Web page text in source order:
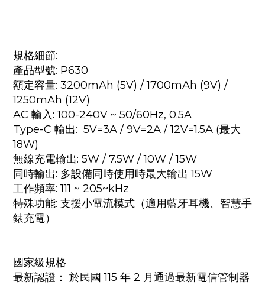
規格細節:
產品型號: P630
額定容量: 3200mAh (5V) / 1700mAh (9V) /
1250mAh (12V)
AC 輸入: 100-240V ~ 50/60Hz, 0.5A
Type-C 輸出: 5V=3A / 9V=2A / 12V=1.5A (最大
18W)
無線充電輸出: 5W / 7.5W / 10W / 15W
同時輸出: 多設備同時使用時最大輸出 15W
工作頻率: 111 ~ 205~kHz
特殊功能: 支援小電流模式（適用藍牙耳機、智慧手
錶充電）
國家級規格
最新認證： 於民國 115 年 2 月通過最新電信管制器